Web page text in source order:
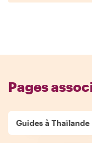
Pages
Guides à Thaïlande